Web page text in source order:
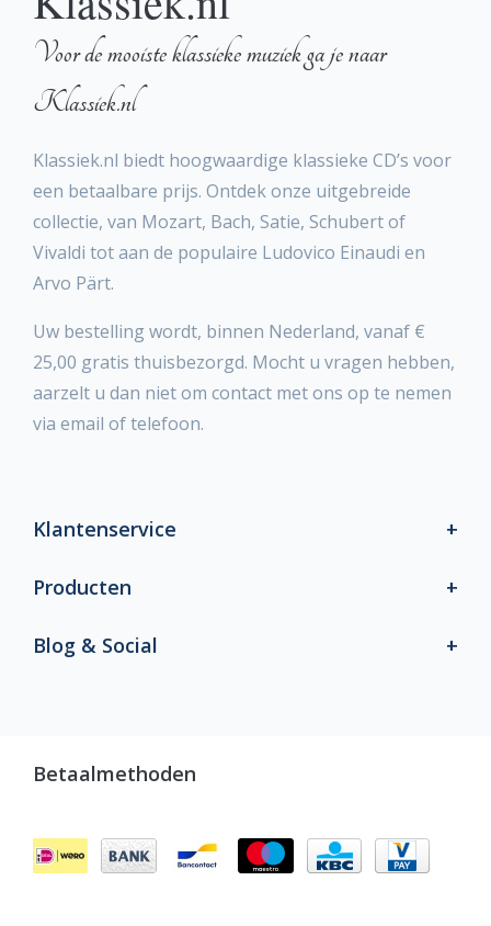
Voor de mooiste klassieke muziek ga je naar
Klassiek.nl
Klassiek.nl biedt hoogwaardige klassieke CD’s voor
een betaalbare prijs. Ontdek onze uitgebreide
collectie, van Mozart, Bach, Satie, Schubert of
Vivaldi tot aan de populaire Ludovico Einaudi en
Arvo Pärt.
Uw bestelling wordt, binnen Nederland, vanaf €
25,00 gratis thuisbezorgd. Mocht u vragen hebben,
aarzelt u dan niet om contact met ons op te nemen
via email of telefoon.
Klantenservice
Producten
Blog & Social
Betaalmethoden